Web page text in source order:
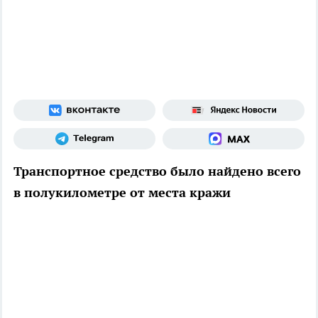
Транспортное средство было найдено всего
в полукилометре от места кражи